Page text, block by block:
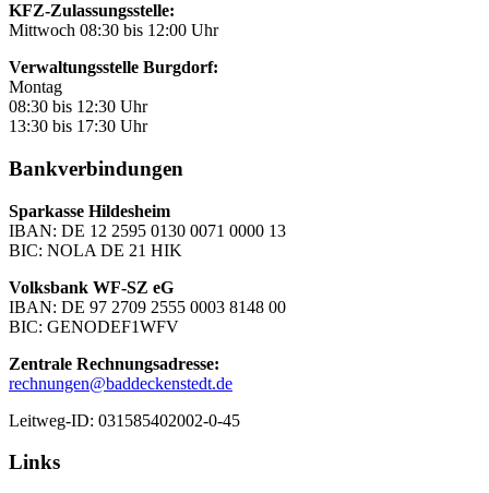
KFZ-Zulassungsstelle:
Mittwoch 08:30 bis 12:00 Uhr
Verwaltungsstelle Burgdorf:
Montag
08:30 bis 12:30 Uhr
13:30 bis 17:30 Uhr
Bankverbindungen
Sparkasse Hildesheim
IBAN: DE 12 2595 0130 0071 0000 13
BIC: NOLA DE 21 HIK
Volksbank WF-SZ eG
IBAN: DE 97 2709 2555 0003 8148 00
BIC: GENODEF1WFV
Zentrale Rechnungsadresse:
rechnungen@baddeckenstedt.de
Leitweg-ID: 031585402002-0-45
Links